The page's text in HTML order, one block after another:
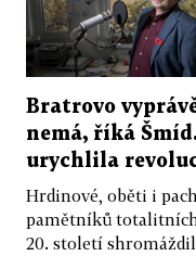
Bratrovo
nemá, říká
urychlila
Hrdinové, oběti i
pamětníků
20. století